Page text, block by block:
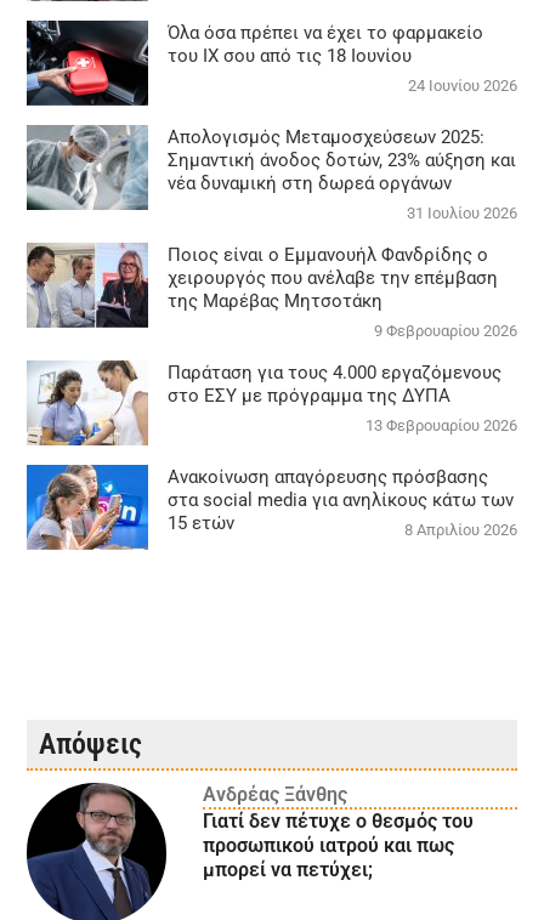
Όλα όσα πρέπει να έχει το φαρμακείο
του ΙΧ σου από τις 18 Ιουνίου
24 Ιουνίου 2026
Απολογισμός Μεταμοσχεύσεων 2025:
Σημαντική άνοδος δοτών, 23% αύξηση και
νέα δυναμική στη δωρεά οργάνων
31 Ιουλίου 2026
Ποιος είναι ο Εμμανουήλ Φανδρίδης ο
χειρουργός που ανέλαβε την επέμβαση
της Μαρέβας Μητσοτάκη
9 Φεβρουαρίου 2026
Παράταση για τους 4.000 εργαζόμενους
στο ΕΣΥ με πρόγραμμα της ΔΥΠΑ
13 Φεβρουαρίου 2026
Ανακοίνωση απαγόρευσης πρόσβασης
στα social media για ανηλίκους κάτω των
15 ετών
8 Απριλίου 2026
Απόψεις
Ανδρέας Ξάνθης
Γιατί δεν πέτυχε ο θεσμός του
προσωπικού ιατρού και πως
μπορεί να πετύχει;